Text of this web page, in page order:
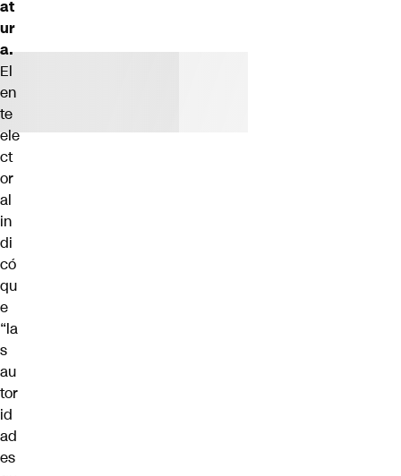
at
ur
a.
El
en
te
ele
ct
or
al
in
di
có
qu
e
“la
s
au
tor
id
ad
es